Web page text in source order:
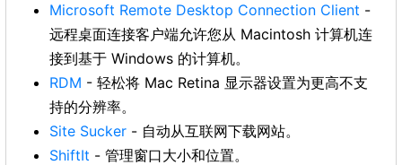
Microsoft Remote Desktop Connection Client -
远程桌面连接客户端允许您从 Macintosh 计算机连
接到基于 Windows 的计算机。
RDM - 轻松将 Mac Retina 显示器设置为更高不支
持的分辨率。
Site Sucker - 自动从互联网下载网站。
ShiftIt - 管理窗口大小和位置。